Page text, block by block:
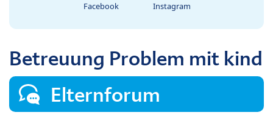
Facebook Instagram
Betreuung Problem mit kind
Elternforum